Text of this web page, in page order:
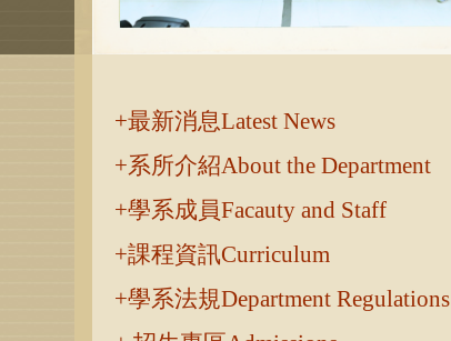
最新消息Latest News
系所介紹About the Department
學系成員Facauty and Staff
課程資訊Curriculum
學系法規Department Regulations